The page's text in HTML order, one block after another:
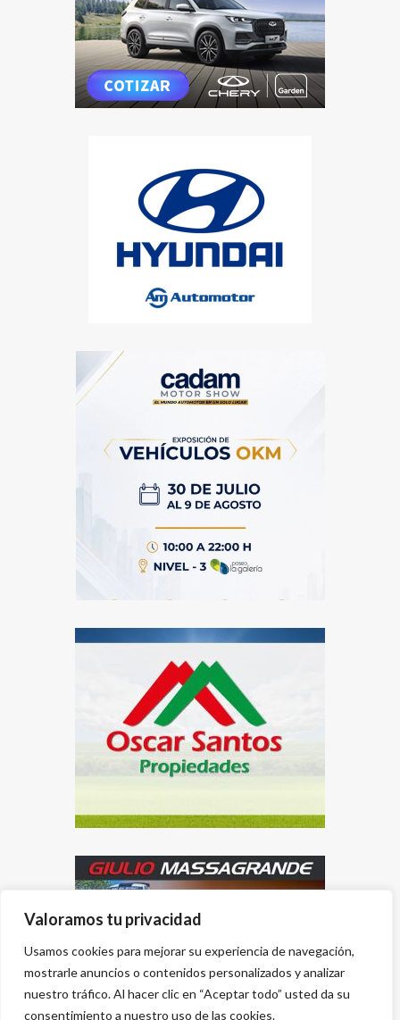
Valoramos tu privacidad
Usamos cookies para mejorar su experiencia de navegación,
mostrarle anuncios o contenidos personalizados y analizar
nuestro tráfico. Al hacer clic en “Aceptar todo” usted da su
consentimiento a nuestro uso de las cookies.